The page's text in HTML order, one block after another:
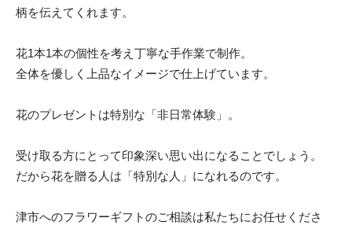
柄を伝えてくれます。
花1本1本の個性を考え丁寧な手作業で制作。
全体を優しく上品なイメージで仕上げています。
花のプレゼントは特別な「非日常体験」。
受け取る方にとって印象深い思い出になることでしょう。
だから花を贈る人は「特別な人」になれるのです。
津市へのフラワーギフトのご相談は私たちにお任せくださ